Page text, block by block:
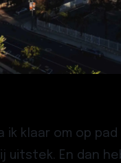
klaar om op
En dan